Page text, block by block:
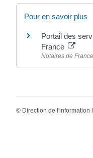
Pour en savoir plus
Portail des
France
Notaires de France
© Direction de l'information